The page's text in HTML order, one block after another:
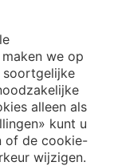
we op
soortgelijke
alleen als
kunt u
of de cookie-
wijzigen.